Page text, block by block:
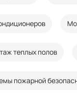
теплых полов
пожарной